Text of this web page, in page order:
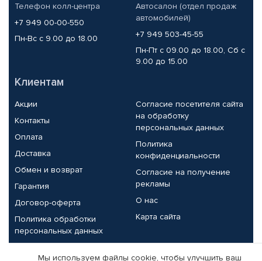
Телефон колл-центра
+7 949 00-00-550
Пн-Вс с 9.00 до 18.00
Автосалон (отдел продаж
автомобилей)
+7 949 503-45-55
Пн-Пт с 09.00 до 18.00, Сб с
9.00 до 15.00
Клиентам
Акции
Контакты
Оплата
Доставка
Обмен и возврат
Гарантия
Договор-оферта
Политика обработки
персональных данных
Согласие посетителя сайта
на обработку
персональных данных
Политика
конфиденциальности
Согласие на получение
рекламы
О нас
Карта сайта
Партнерам
Мы используем файлы cookie, чтобы улучшить ваш